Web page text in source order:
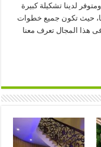
لدينا تشكيلة كبيرة
حيث تكون جميع خطوات
هذا المجال تعرف معنا